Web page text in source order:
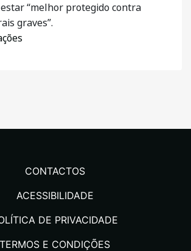
“melhor protegido contra
graves”.
CONTACTOS
ACESSIBILIDADE
DE PRIVACIDADE
TERMOS E CONDIÇÕES